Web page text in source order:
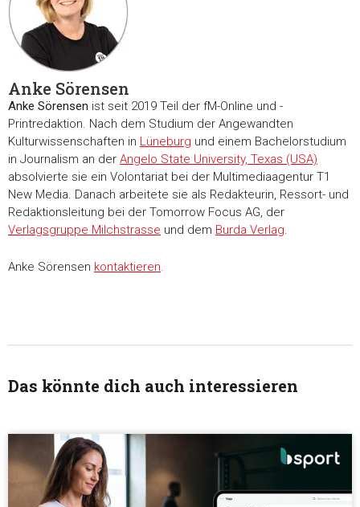
Zustimmung Details
Anke Sörensen
Anke Sörensen ist seit 2019 Teil der fM-Online und -
Printredaktion. Nach dem Studium der Angewandten
Kulturwissenschaften in Lüneburg und einem Bachelorstudium
in Journalism an der Angelo State University, Texas (USA)
absolvierte sie ein Volontariat bei der Multimediaagentur T1
New Media. Danach arbeitete sie als Redakteurin, Ressort- und
Redaktionsleitung bei der Tomorrow Focus AG, der
Verlagsgruppe Milchstrasse und dem Burda Verlag
Anke Sörensen kontaktieren.
Das könnte dich auch interessieren